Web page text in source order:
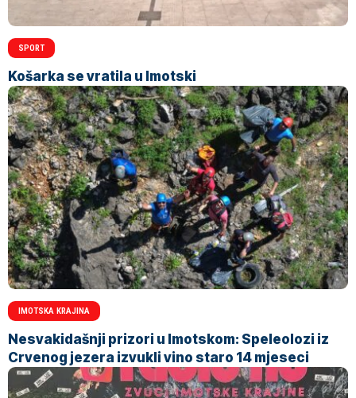
SPORT
Košarka se vratila u Imotski
IMOTSKA KRAJINA
Nesvakidašnji prizori u Imotskom: Speleolozi iz
Crvenog jezera izvukli vino staro 14 mjeseci